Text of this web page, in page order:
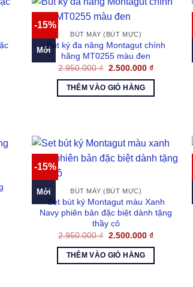
-15%
Mới
BÚT MÁY (BÚT MỰC)
Bút ký đa năng Montagut chính
hãng MT0255 màu đen
2.950.000₫ Giá
là:
2.950.000 ₫.
2.500.000 ₫Giá
THÊM VÀO GIỎ HÀNG
-15%
Mới BÚT MÁY (BÚT MỰC)
Set bút ký Montagut màu Xanh
Navy phiên bản đặc biệt dành tặng
thầy cô
2.950.000₫ Giá
là:
2.950.000 ₫.
2.500.000 ₫Giá
THÊM VÀO GIỎ HÀNG